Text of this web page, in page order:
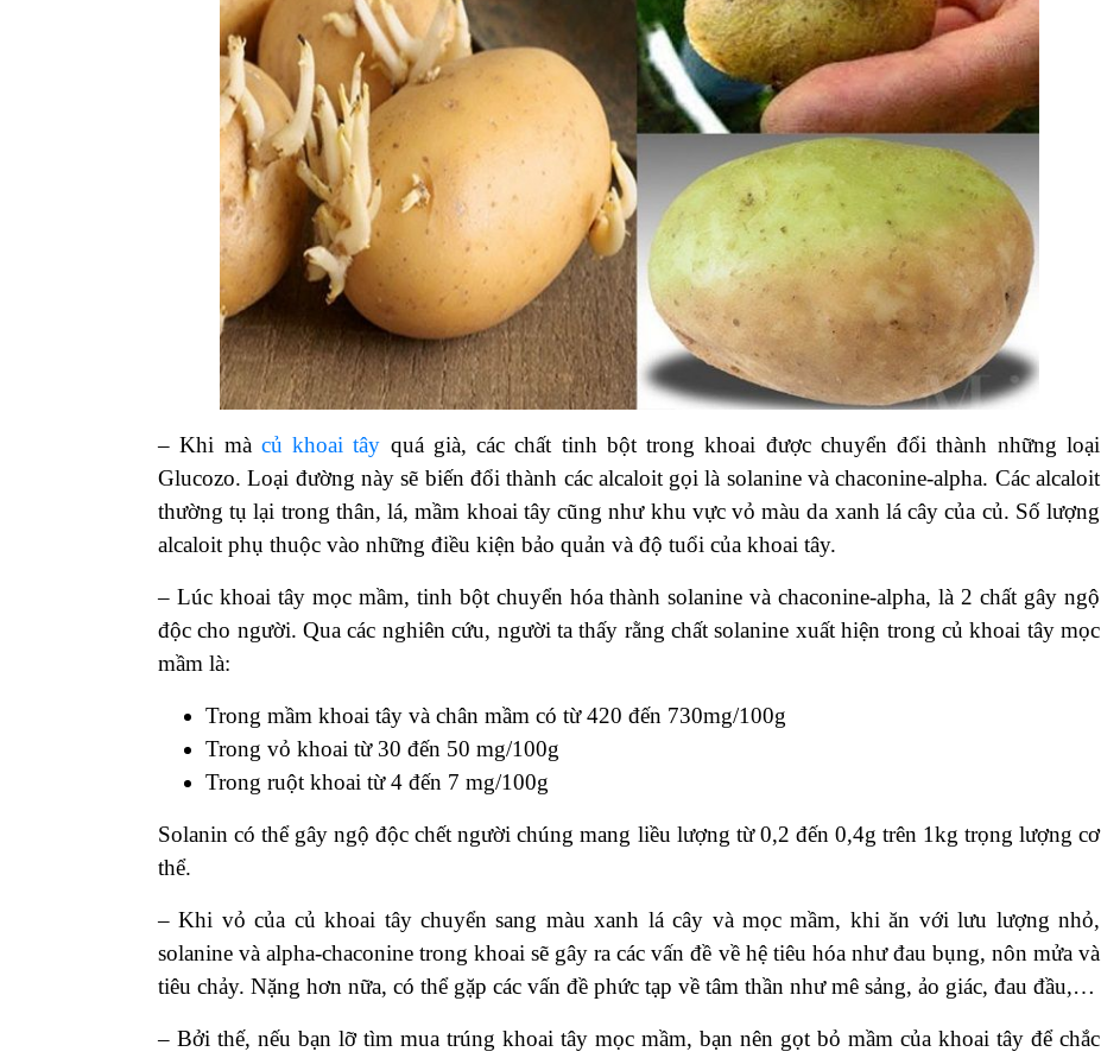
– Khi mà củ khoai tây quá già, các chất tinh bột trong khoai được chuyển đổi thành những loại
Glucozo. Loại đường này sẽ biến đổi thành các alcaloit gọi là solanine và chaconine-alpha. Các alcaloit
thường tụ lại trong thân, lá, mầm khoai tây cũng như khu vực vỏ màu da xanh lá cây của củ. Số lượng
alcaloit phụ thuộc vào những điều kiện bảo quản và độ tuổi của khoai tây.
– Lúc khoai tây mọc mầm, tinh bột chuyển hóa thành solanine và chaconine-alpha, là 2 chất gây ngộ
độc cho người. Qua các nghiên cứu, người ta thấy rằng chất solanine xuất hiện trong củ khoai tây mọc
mầm là:
Trong mầm khoai tây và chân mầm có từ 420 đến 730mg/100g
Trong vỏ khoai từ 30 đến 50 mg/100g
Trong ruột khoai từ 4 đến 7 mg/100g
Solanin có thể gây ngộ độc chết người chúng mang liều lượng từ 0,2 đến 0,4g trên 1kg trọng lượng cơ
thể.
– Khi vỏ của củ khoai tây chuyển sang màu xanh lá cây và mọc mầm, khi ăn với lưu lượng nhỏ,
solanine và alpha-chaconine trong khoai sẽ gây ra các vấn đề về hệ tiêu hóa như đau bụng, nôn mửa và
tiêu chảy. Nặng hơn nữa, có thể gặp các vấn đề phức tạp về tâm thần như mê sảng, ảo giác, đau đầu,…
– Bởi thế, nếu bạn lỡ tìm mua trúng khoai tây mọc mầm, bạn nên gọt bỏ mầm của khoai tây để chắc